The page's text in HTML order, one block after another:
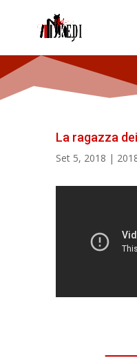
La ragazza
Set 5, 2018 |